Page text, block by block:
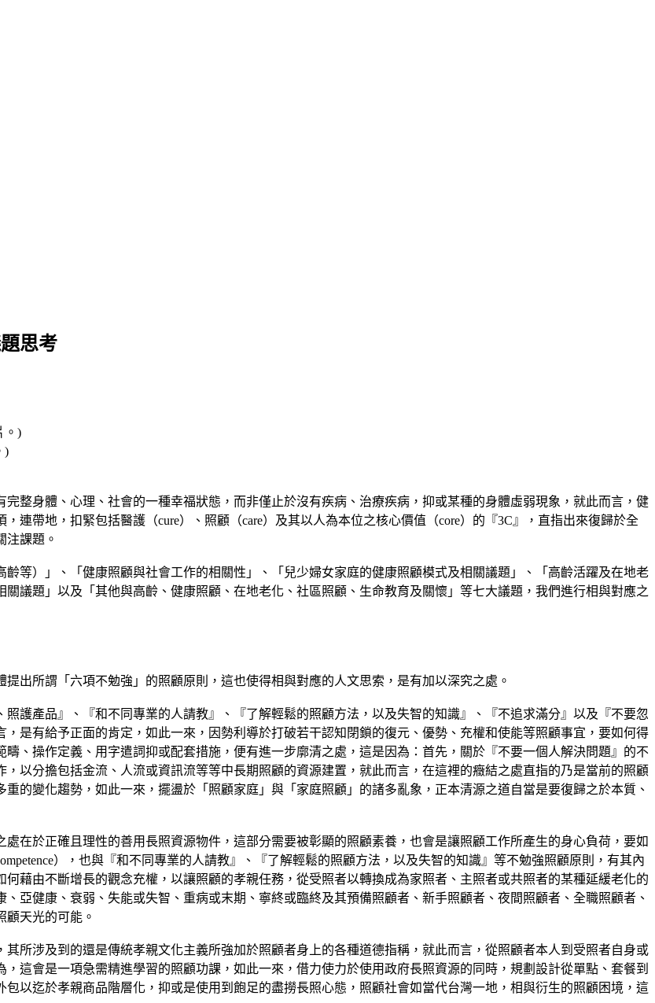
思考
)
整身體、心理、社會的一種幸福狀態，而非僅止於沒有疾病、治療疾病，抑或某種的身體虛弱現象，就此而言，健
連帶地，扣緊包括醫護（cure）、照顧（care）及其以人為本位之核心價值（core）的『3C』，直指出來復歸於全
注課題。
等）」、「健康照顧與社會工作的相關性」、「兒少婦女家庭的健康照顧模式及相關議題」、「高齡活躍及在地老
議題」以及「其他與高齡、健康照顧、在地老化、社區照顧、生命教育及關懷」等七大議題，我們進行相與對應之
出所謂「六項不勉強」的照顧原則，這也使得相與對應的人文思索，是有加以深究之處。
護產品』、『和不同專業的人請教』、『了解輕鬆的照顧方法，以及失智的知識』、『不追求滿分』以及『不要忽
是有給予正面的肯定，如此一來，因勢利導於打破若干認知閉鎖的復元、優勢、充權和使能等照顧事宜，要如何得
、操作定義、用字遣詞抑或配套措施，便有進一步廓清之處，這是因為：首先，關於『不要一個人解決問題』的不
以分擔包括金流、人流或資訊流等等中長期照顧的資源建置，就此而言，在這裡的癥結之處直指的乃是當前的照顧
的變化趨勢，如此一來，擺盪於「照顧家庭」與「家庭照顧」的諸多亂象，正本清源之道自當是要復歸之於本質、
在於正確且理性的善用長照資源物件，這部分需要被彰顯的照顧素養，也會是讓照顧工作所產生的身心負荷，要如
），也與『和不同專業的人請教』、『了解輕鬆的照顧方法，以及失智的知識』等不勉強照顧原則，有其內
藉由不斷增長的觀念充權，以讓照顧的孝親任務，從受照者以轉換成為家照者、主照者或共照者的某種延緩老化的
亞健康、衰弱、失能或失智、重病或末期、寧終或臨終及其預備照顧者、新手照顧者、夜間照顧者、全職照顧者、
天光的可能。
所涉及到的還是傳統孝親文化主義所強加於照顧者身上的各種道德指稱，就此而言，從照顧者本人到受照者自身或
這會是一項急需精進學習的照顧功課，如此一來，借力使力於使用政府長照資源的同時，規劃設計從單點、套餐到
以迄於孝親商品階層化，抑或是使用到飽足的盡撈長照心態，照顧社會如當代台灣一地，相與衍生的照顧困境，這